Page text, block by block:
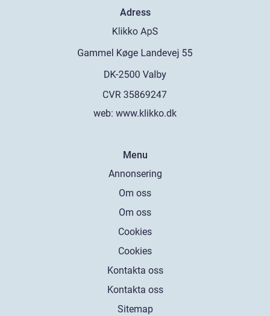
Adress
web: www.klikko.dk
Menu
Annonsering
Om oss
Om oss
Cookies
Cookies
Kontakta oss
Kontakta oss
Sitemap